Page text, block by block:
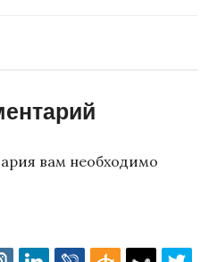
вам необходимо